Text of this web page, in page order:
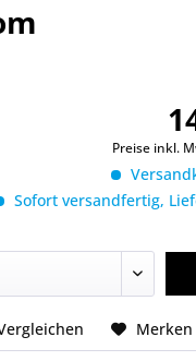
Preise inkl.
Sofort versandfertig,
Merken